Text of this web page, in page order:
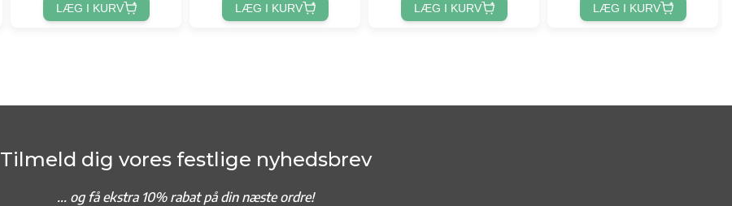
LÆG I KURV LÆG I KURV LÆG I KURV LÆG I KURV
Tilmeld dig vores festlige nyhedsbrev
... og få ekstra 10% rabat på din næste ordre!